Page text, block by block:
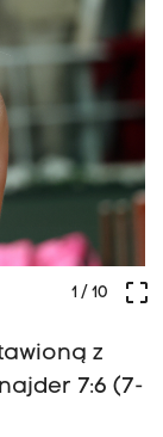
crop_free
1/ 10
z
7:6 (7-